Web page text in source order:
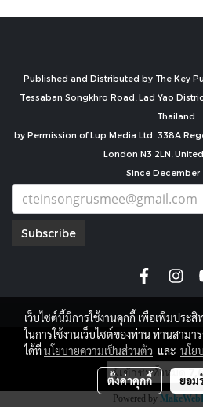
Published and Distributed by The Key
Tessaban Songkhro Road, Lad Yao
Thailand
by Permission of Lup Media Ltd. 338A
London N3 2LN,
Since December
Subscribe
copyright
ผู้เข้าชมทั้งหมด
Powered by
เว็บไซต์นี้มีการใช้งานคุกกี้ เพื่อเพิ่มปร
ในการใช้งานเว็บไซต์ของท่าน ท่านสามา
ได้ที่นโยบายความเป็นส่วนตัว และ นโย
ตั้งค่าคุกกี้ ยอม